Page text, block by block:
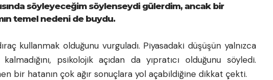
söyleyeceğim söylenseydi gülerdim, ancak bir
temel nedeni de buydu.
kullanmak olduğunu vurguladı. Piyasadaki düşüşün yalnızca
psikolojik açıdan da yıpratıcı olduğunu söyledi.
bir hatanın çok ağır sonuçlara yol açabildiğine dikkat çekti.